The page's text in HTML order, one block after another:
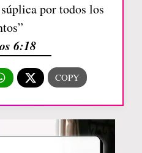
por todos los
6:18